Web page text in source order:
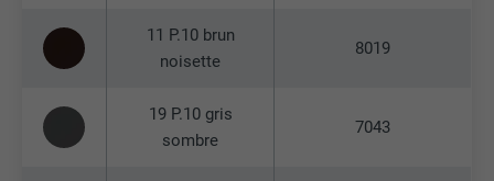
11 P.10 brun
noisette
8019
19 P.10 gris
sombre
7043